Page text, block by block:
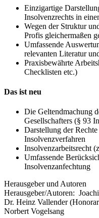
Einzigartige
Insolvenzrechts in
Wegen der Struktur
Profis gleichermaßen
Umfassende
relevanten Literatur
Praxisbewährte
Checklisten etc.)
Das ist neu
Die Geltendmachung
Gesellschafters (§ 93
Darstellung der
Insolvenzverfahren
Insolvenzarbeitsrecht
Umfassende
Insolvenzanfechtung​​​​​​​​​​​​​​​​​​​​​​​​​​​​​​​​​​​​​​​​​​​​​​​​​​​​​​
Herausgeber und Autoren
Herausgeber/Autoren:
Dr. Heinz Vallender
Norbert Vogelsang